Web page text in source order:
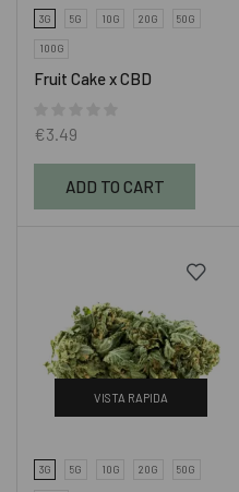
3G 5G 10G 20G 50G
100G
Fruit Cake x CBD
€3.49
ADD TO CART
VISTA RAPIDA
3G 5G 10G 20G 50G